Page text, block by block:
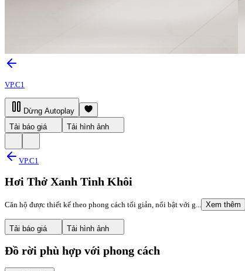
VP.C1
Dừng Autoplay
Tải báo giá
Tải hình ảnh
VP.C1
Hơi Thở Xanh Tinh Khôi
Căn hộ được thiết kế theo phong cách tối giản, nổi bật với g... Xem thêm
Tải báo giá Tải hình ảnh
Đồ rời phù hợp với phong cách